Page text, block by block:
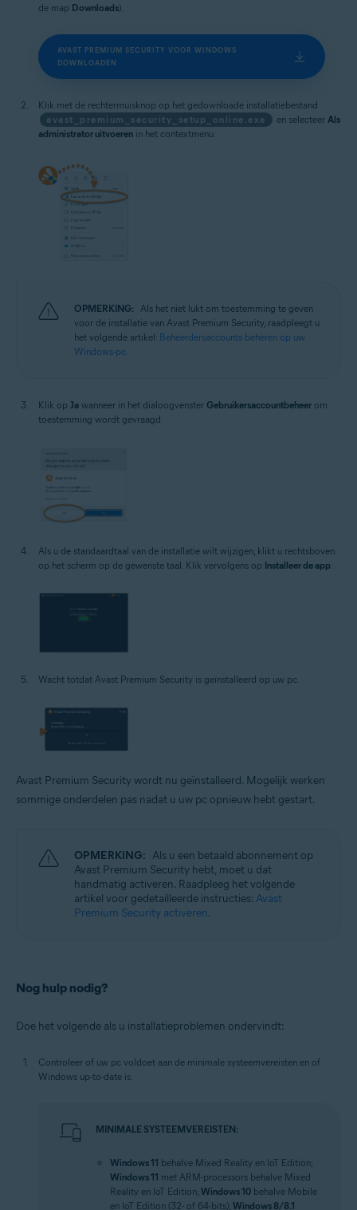
de map Downloads).
AVAST PREMIUM SECURITY VOOR WINDOWS
DOWNLOADEN
Klik met de rechtermuisknop op het gedownloade installatiebestand
avast_premium_security_setup_online.exe
en selecteer Als
administrator uitvoeren in het contextmenu.
OPMERKING: Als het niet lukt om toestemming te geven
voor de installatie van Avast Premium Security, raadpleegt u
het volgende artikel: Beheerdersaccounts beheren op uw
Windows-pc.
Klik op Ja wanneer in het dialoogvenster Gebruikersaccountbeheer om
toestemming wordt gevraagd.
Als u de standaardtaal van de installatie wilt wijzigen, klikt u rechtsboven
op het scherm op de gewenste taal. Klik vervolgens op Installeer de app
Wacht totdat Avast Premium Security is geïnstalleerd op uw pc.
Avast Premium Security wordt nu geïnstalleerd. Mogelijk werken
sommige onderdelen pas nadat u uw pc opnieuw hebt gestart.
OPMERKING: Als u een betaald abonnement op
Avast Premium Security hebt, moet u dat
handmatig activeren. Raadpleeg het volgende
artikel voor gedetailleerde instructies: Avast
Premium Security activeren.
Nog hulp nodig?
Doe het volgende als u installatieproblemen ondervindt:
Controleer of uw pc voldoet aan de minimale systeemvereisten en of
Windows up-to-date is.
MINIMALE SYSTEEMVEREISTEN:
Windows 11 behalve Mixed Reality en IoT Edition;
Windows 11 met ARM-processors behalve Mixed
Reality en IoT Edition; Windows 10 behalve Mobile
en IoT Edition (32- of 64-bits); Windows 8/8.1